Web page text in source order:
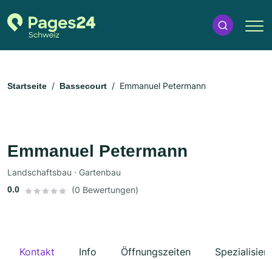
Startseite Bassecourt Emmanuel Petermann
Emmanuel Petermann
Landschaftsbau · Gartenbau
0.0 (0 Bewertungen)
Kontakt Info Öffnungszeiten